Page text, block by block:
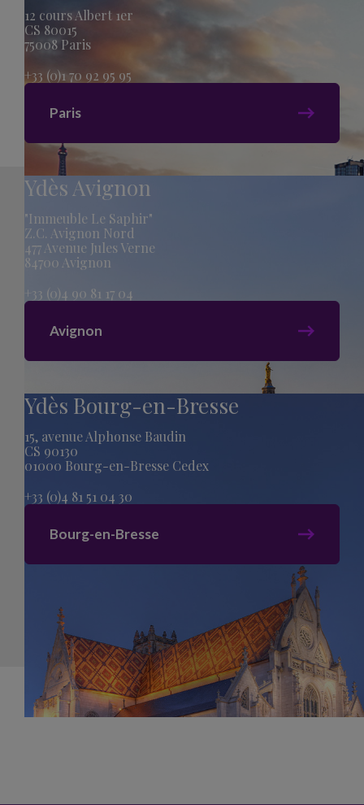
12 cours Albert 1er
CS 80015
75008 Paris
+33 (0)1 70 92 95 95
Paris
Ydès Avignon
"Immeuble Le Saphir"
Z.C. Avignon Nord
477 Avenue Jules Verne
84700 Avignon
+33 (0)4 90 81 17 04
Avignon
Ydès Bourg-en-Bresse
15, avenue Alphonse Baudin
CS 90130
01000 Bourg-en-Bresse Cedex
+33 (0)4 81 51 04 30
Bourg-en-Bresse
Plan du site
Politique de confidentialité
Création acti
Cookies